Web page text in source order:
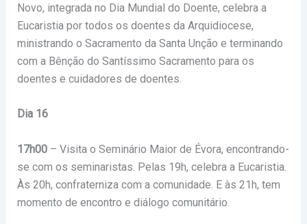
Novo, integrada no Dia Mundial do Doente, celebra a
Eucaristia por todos os doentes da Arquidiocese,
ministrando o Sacramento da Santa Unção e terminando
com a Bênção do Santíssimo Sacramento para os
doentes e cuidadores de doentes.
Dia 16
17h00– Visita o Seminário Maior de Évora, encontrando-
se com os seminaristas. Pelas 19h, celebra a Eucaristia.
Às 20h, confraterniza com a comunidade. E às 21h, tem
momento de encontro e diálogo comunitário.